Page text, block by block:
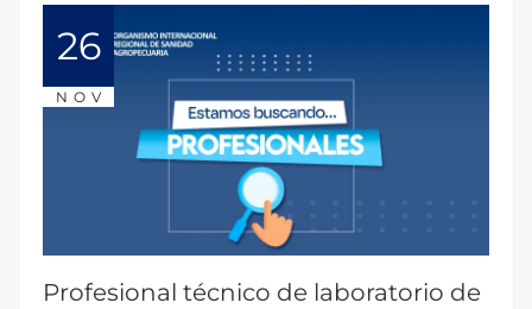
26
NOV
Profesional técnico de laboratorio de